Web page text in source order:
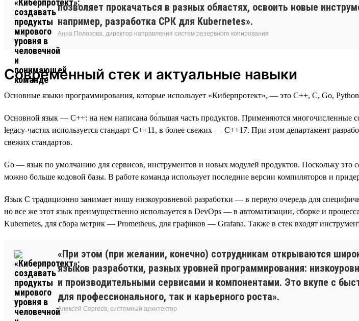
позволяет прокачаться в разных областях, освоить новые
например, разработка СРК для Kubernetes».
Анна Полозова, директор направления систем резервного копирования
Современный стек и актуальные навыки
Основные языки программирования, которые использует «Киберпротект», — это C++, C, Go,
Основной язык — C++: на нем написана бо́льшая часть продуктов. Применяются многочисленные
legacy-частях используется стандарт C++11, в более свежих — С++17. При этом департамент
свежих стандартов.
Go — язык по умолчанию для сервисов, инструментов и новых модулей продуктов. Поскольку это
можно больше кодовой базы. В работе команда использует последние версии компиляторов и
Язык C традиционно занимает нишу низкоуровневой разработки — в первую очередь для
но все же этот язык преимущественно используется в DevOps — в автоматизации, сборке и
Kubernetes, для сбора метрик — Prometheus, для графиков — Grafana. Также в стек входят
«При этом (при желании, конечно) сотрудникам открываются
языков разработки, разных уровней программирования:
и производительными сервисами и компонентами. Это вкупе с
для профессионального, так и карьерного роста».
Алексей Сергеев, системный архитектор